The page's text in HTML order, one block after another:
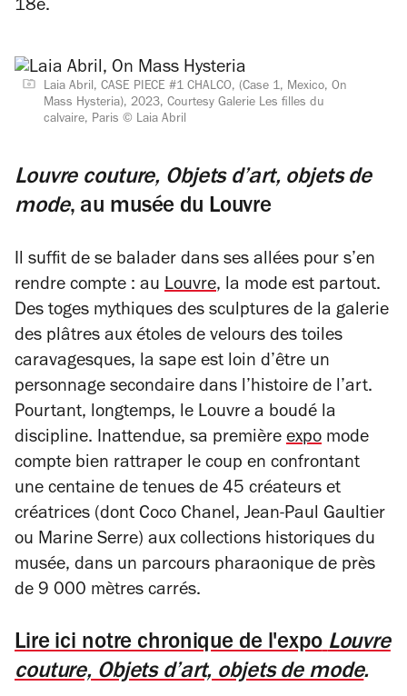
18e.
Laia Abril, CASE PIECE #1 CHALCO, (Case 1, Mexico, On
Mass Hysteria), 2023, Courtesy Galerie Les filles du
calvaire, Paris © Laia Abril
Louvre couture, Objets d’art, objets de
mode, au musée du Louvre
Il suffit de se balader dans ses allées pour s’en
rendre compte : au Louvre, la mode est partout.
Des toges mythiques des sculptures de la galerie
des plâtres aux étoles de velours des toiles
caravagesques, la sape est loin d’être un
personnage secondaire dans l’histoire de l’art.
Pourtant, longtemps, le Louvre a boudé la
discipline. Inattendue, sa première expo mode
compte bien rattraper le coup en confrontant
une centaine de tenues de 45 créateurs et
créatrices (dont Coco Chanel, Jean-Paul Gaultier
ou Marine Serre) aux collections historiques du
musée, dans un parcours pharaonique de près
de 9 000 mètres carrés.
Lire ici notre chronique de l'expo Louvre
couture, Objets d’art, objets de mode.